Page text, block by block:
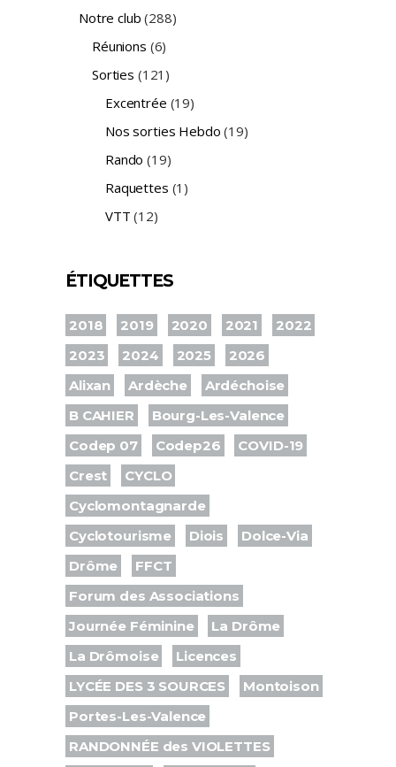
Notre club (288)
Réunions (6)
Sorties (121)
Excentrée (19)
Nos sorties Hebdo (19)
Rando (19)
Raquettes (1)
VTT (12)
ÉTIQUETTES
2018 2019 2020 2021
2022
2023
2024 2025
2026
Alixan
Ardèche
Ardéchoise
B CAHIER
Bourg-Les-Valence
Codep 07
Codep26
COVID-19
Crest
CYCLO
Cyclomontagnarde
Cyclotourisme
Diois
Dolce-Via
Drôme
FFCT
Forum des Associations
Journée Féminine
La Drôme
La Drômoise
Licences
LYCÉE DES 3 SOURCES
Montoison
Portes-Les-Valence
RANDONNÉE des VIOLETTES